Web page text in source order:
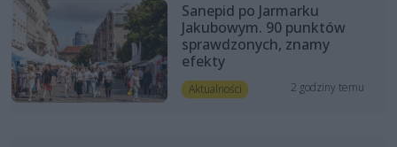
Sanepid po Jarmarku
Jakubowym. 90 punktów
sprawdzonych, znamy
efekty
Aktualności 2 godziny temu